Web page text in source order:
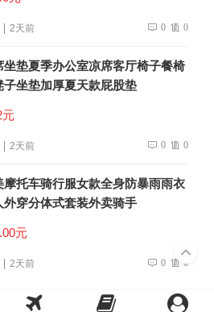
2天前 0 0
坐垫夏季办公室凉席客厅椅子餐椅
子坐垫加厚夏天款屁股垫
元
2天前 0 0
摩托车骑行服女款全身防暴雨雨衣
外穿分体式套装外卖骑手
元
2天前 0 0